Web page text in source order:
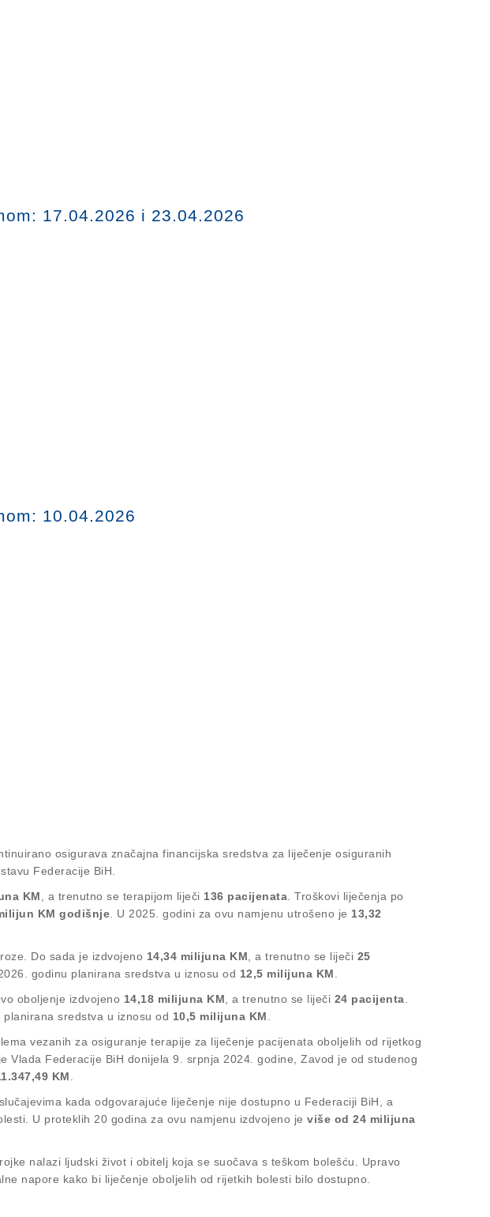
17.04.2026 i 23.04.2026
10.04.2026
osigurava značajna financijska sredstva za liječenje osiguranih
Federacije BiH.
KM , a trenutno se terapijom liječi 136 pacijenata . Troškovi liječenja po
KM godišnje . U 2025. godini za ovu namjenu utrošeno je 13,32
Do sada je izdvojeno 14,34 milijuna KM , a trenutno se liječi 25
godinu planirana sredstva u iznosu od 12,5 milijuna KM
oboljenje izdvojeno 14,18 milijuna KM , a trenutno se liječi 24 pacijenta
planirana sredstva u iznosu od 10,5 milijuna KM
vezanih za osiguranje terapije za liječenje pacijenata oboljelih od rijetkog
Federacije BiH donijela 9. srpnja 2024. godine, Zavod je od studenog
KM
kada odgovarajuće liječenje nije dostupno u Federaciji BiH, a
U proteklih 20 godina za ovu namjenu izdvojeno je više od 24 milijuna
nalazi ljudski život i obitelj koja se suočava s teškom bolešću. Upravo
napore kako bi liječenje oboljelih od rijetkih bolesti bilo dostupno.